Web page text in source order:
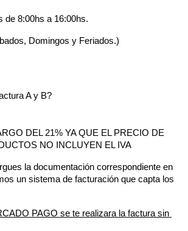
de 8:00hs a 16:00hs.
Domingos y Feriados.)
A y B?
DEL 21% YA QUE EL PRECIO DE
NO INCLUYEN EL IVA
la documentación correspondiente en
un sistema de facturación que capta los
PAGO se te realizara la factura sin